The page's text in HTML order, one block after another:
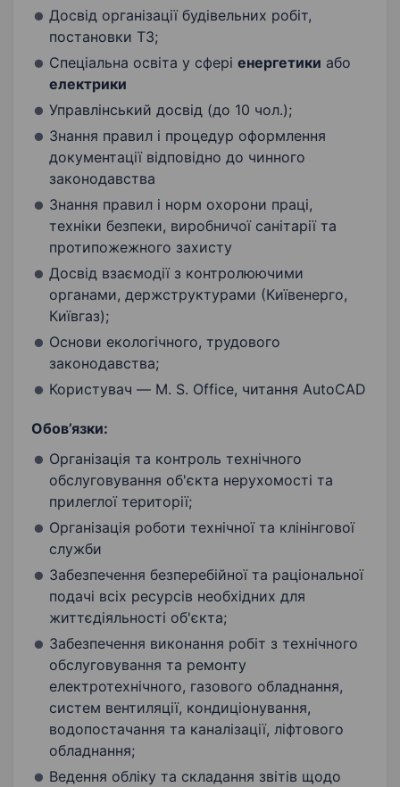
Досвід організації будівельних робіт,
постановки ТЗ;
Спеціальна освіта у сфері енергетики або
електрики
Управлінський досвід (до 10 чол.);
Знання правил і процедур оформлення
документації відповідно до чинного
законодавства
Знання правил і норм охорони праці,
техніки безпеки, виробничої санітарії та
протипожежного захисту
Досвід взаємодії з контролюючими
органами, держструктурами (Київенерго,
Київгаз);
Основи екологічного, трудового
законодавства;
Користувач — M. S. Office, читання AutoCAD
Обов’язки:
Організація та контроль технічного
обслуговування об'єкта нерухомості та
прилеглої території;
Організація роботи технічної та клінінгової
служби
Забезпечення безперебійної та раціональної
подачі всіх ресурсів необхідних для
життєдіяльності об'єкта;
Забезпечення виконання робіт з технічного
обслуговування та ремонту
електротехнічного, газового обладнання,
систем вентиляції, кондиціонування,
водопостачання та каналізації, ліфтового
обладнання;
Ведення обліку та складання звітів щодо